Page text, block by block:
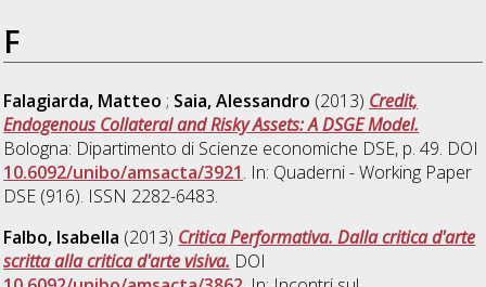
F
Falagiarda, Matteo ; Saia, Alessandro (2013) Credit,
Endogenous Collateral and Risky Assets: A DSGE Model.
Bologna: Dipartimento di Scienze economiche DSE, p. 49. DOI
10.6092/unibo/amsacta/3921. In: Quaderni - Working Paper
DSE (916). ISSN 2282-6483.
Falbo, Isabella (2013) Critica Performativa. Dalla critica d'arte
scritta alla critica d'arte visiva. DOI